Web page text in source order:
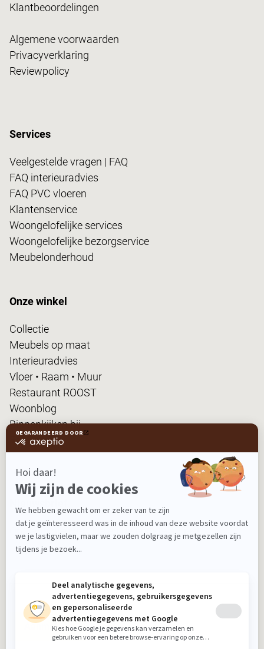
Klantbeoordelingen
Algemene voorwaarden
Privacyverklaring
Reviewpolicy
Services
Veelgestelde vragen | FAQ
FAQ interieuradvies
FAQ PVC vloeren
Klantenservice
Woongelofelijke services
Woongelofelijke bezorgservice
Meubelonderhoud
Onze winkel
Collectie
Meubels op maat
Interieuradvies
Vloer • Raam • Muur
Restaurant ROOST
Woonblog
Binnenkijken bij...
FanPas
Ontvang nieuws, tips en de laatste acties!
Aanmelden